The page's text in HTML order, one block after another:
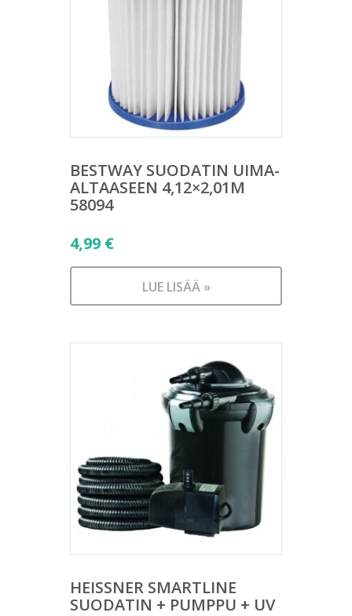
BESTWAY SUODATIN UIMA-
ALTAASEEN 4,12×2,01M
58094
4,99 €
LUE LISÄÄ »
HEISSNER SMARTLINE
SUODATIN + PUMPPU + UV